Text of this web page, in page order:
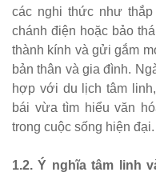
các nghi thức như
chánh điện hoặc bảo
thành kính và gửi gắm
bản thân và gia đình.
hợp với du lịch tâm
bái vừa tìm hiểu văn
trong cuộc sống hiện đại.
1.2. Ý nghĩa tâm linh